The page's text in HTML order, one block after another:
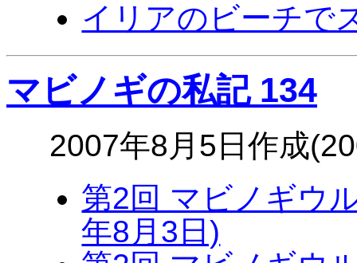
イリアのビーチで
マビノギの私記 134
2007年8月5日作成
第2回 マビノギウ
年8月3日)